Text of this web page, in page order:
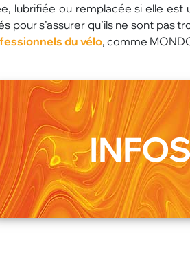
lubrifiée ou remplacée si elle est
pour s’assurer qu’ils ne sont pas
du vélo, comme